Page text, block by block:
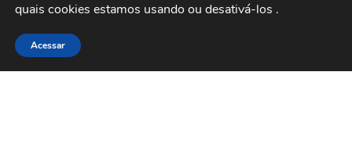
Bolo de Santo Antônio em Quixeramobim é
arrematado por mais de R$ 50 mil reais
quais cookies estamos usando ou desativá-los .
Acessar